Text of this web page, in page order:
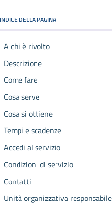
INDICE DELLA PAGINA
A chi è rivolto
Descrizione
Come fare
Cosa serve
Cosa si ottiene
Tempi e scadenze
Accedi al servizio
Condizioni di servizio
Contatti
Unità organizzativa responsabile